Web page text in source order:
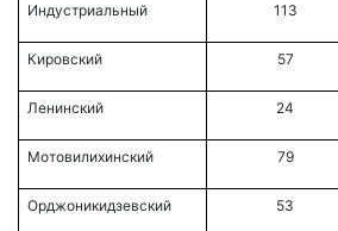
Индустриальный 113
Кировский 57
Ленинский 24
Мотовилихинский 79
Орджоникидзевский 53